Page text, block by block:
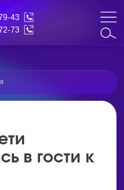
43
73
в гости к